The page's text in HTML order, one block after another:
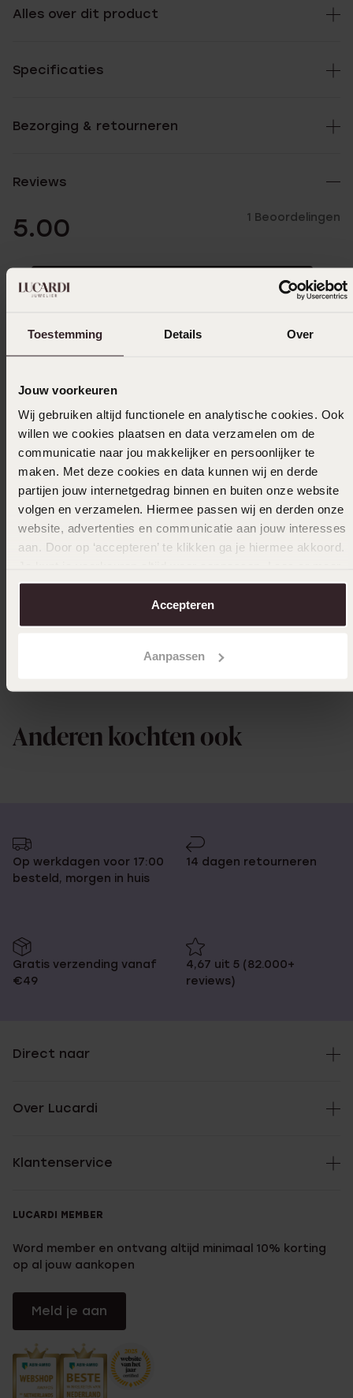
Toestemming Details Over
Jouw voorkeuren
Wij gebruiken altijd functionele en analytische cookies. Ook
willen we cookies plaatsen en data verzamelen om de
communicatie naar jou makkelijker en persoonlijker te
maken. Met deze cookies en data kunnen wij en derde
partijen jouw internetgedrag binnen en buiten onze website
volgen en verzamelen. Hiermee passen wij en derden onze
website, advertenties en communicatie aan jouw interesses
aan. Door op ‘accepteren’ te klikken ga je hiermee akkoord.
over in onscookiebeleid.
Accepteren
Aanpassen
Alles over dit product
Specificaties
Bezorging & retourneren
Reviews
5.00 1 Beoordelingen
100.0%
0.0%
Verzameld onder deGebruiksvoorwaarden van
Trusted shops
Filter
12-02-2024
Uitverkocht
Ook leuk voor jou
Anderen kochten ook
Op werkdagen voor 17:00
besteld, morgen in huis
14 dagen retourneren
Gratis verzending vanaf
€49
4,67 uit 5 (82.000+
reviews)
Direct naar
Over Lucardi
Klantenservice
LUCARDI MEMBER
Word member en ontvang altijd minimaal 10% korting
op al jouw aankopen
Meld je aan